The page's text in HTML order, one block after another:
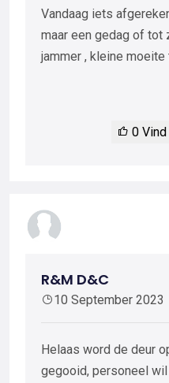
Vandaag iets
maar een gedag of tot
jammer , kleine moeite
0
R&M D&C
10 September 2023
Helaas word de deur
gegooid, personeel